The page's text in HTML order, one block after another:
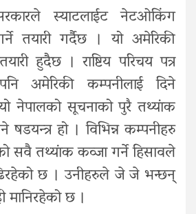
स्याटलाईट नेटओकिंग
तयारी गर्दैछ । यो अमेरिकी
हुदैछ । राष्टिय परिचय पत्र
अमेरिकी कम्पनीलाई दिने
सूचनाको पुरै तथ्यांक
हो । विभिन्न कम्पनीहरु
सवै तथ्यांक कव्जा गर्ने हिसावले
छ । उनीहरुले जे जे भन्छन्
मानिरहेको छ ।